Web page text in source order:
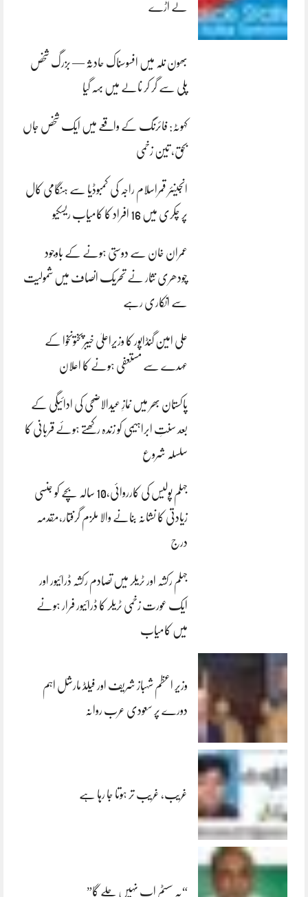
لے اڑے
بھون نلہ میں افسوسناک حادثہ — بزرگ شخص
پلی سے گر کر نالے میں بہہ گیا
کہوٹہ: فائرنگ کے واقعے میں ایک شخص جاں
بحق، تین زخمی
انجینئر قمراسلام راجہ کی کمبوڈیا سے ہنگامی کال
پر چکری میں 16 افراد کا کامیاب ریسکیو
عمران خان سے دوستی ہونے کے باوجود
چودھری نثار نے تحریک انصاف میں شمولیت
سے انکاری رہے
علی امین گنڈاپور کا وزیراعلیٰ خیبرپختونخوا کے
عہدے سے مستعفی ہونے کا اعلان
پاکستان بھر میں نمازِ عیدالاضحی کی ادائیگی کے
بعد سنتِ ابراہیمی کو زندہ رکھتے ہوئے قربانی کا
سلسلہ شروع
جہلم پولیس کی کارروائی،10 سالہ بچے کو جنسی
زیادتی کا نشانہ بنانے والا ملزم گرفتار،مقدمہ
درج
جہلم رکشہ اور ٹریلر میں تصادم رکشہ ڈرائیور اور
ایک عورت زخمی ٹریلر کا ڈرائیور فرار ہونے
میں کامیاب
وزیر اعظم شہباز شریف اور فیلڈ مارشل اہم
دورے پر سعودی عرب روانہ
غریب، غریب تر ہوتا جا رہا ہے
“یہ سسٹم اب نہیں چلے گا”